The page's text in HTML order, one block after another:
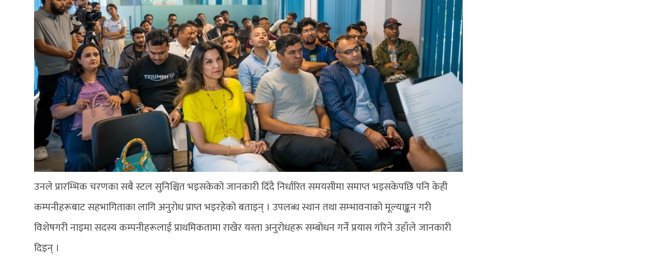
उनले प्रारम्भिक चरणका सबै स्टल सुनिश्चित भइसकेको जानकारी दिँदै निर्धारित समयसीमा समाप्त भइसकेपछि पनि केही
कम्पनीहरूबाट सहभागिताका लागि अनुरोध प्राप्त भइरहेको बताइन् । उपलब्ध स्थान तथा सम्भावनाको मूल्याङ्कन गरी
विशेषगरी नाइमा सदस्य कम्पनीहरूलाई प्राथमिकतामा राखेर यस्ता अनुरोधहरू सम्बोधन गर्ने प्रयास गरिने उहाँले जानकारी
दिइन् ।